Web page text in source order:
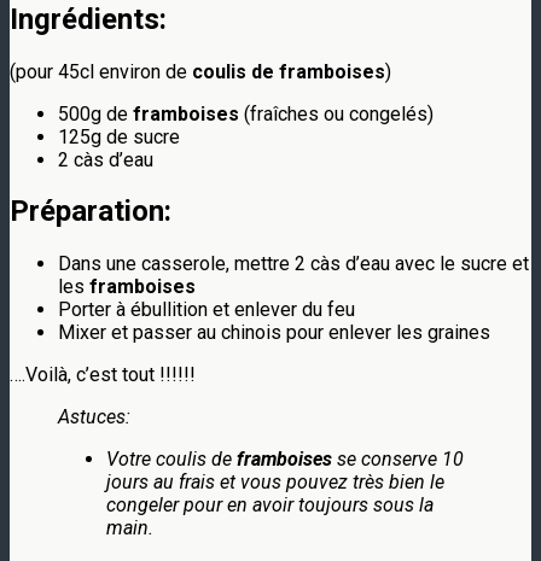
Ingrédients:
(pour 45cl environ de coulis de framboises)
500g de framboises (fraîches ou congelés)
125g de sucre
2 càs d’eau
Préparation:
Dans une casserole, mettre 2 càs d’eau avec le sucre et
les framboises
Porter à ébullition et enlever du feu
Mixer et passer au chinois pour enlever les graines
….Voilà, c’est tout !!!!!!
Astuces:
Votre coulis de framboises se conserve 10
jours au frais et vous pouvez très bien le
congeler pour en avoir toujours sous la
main.